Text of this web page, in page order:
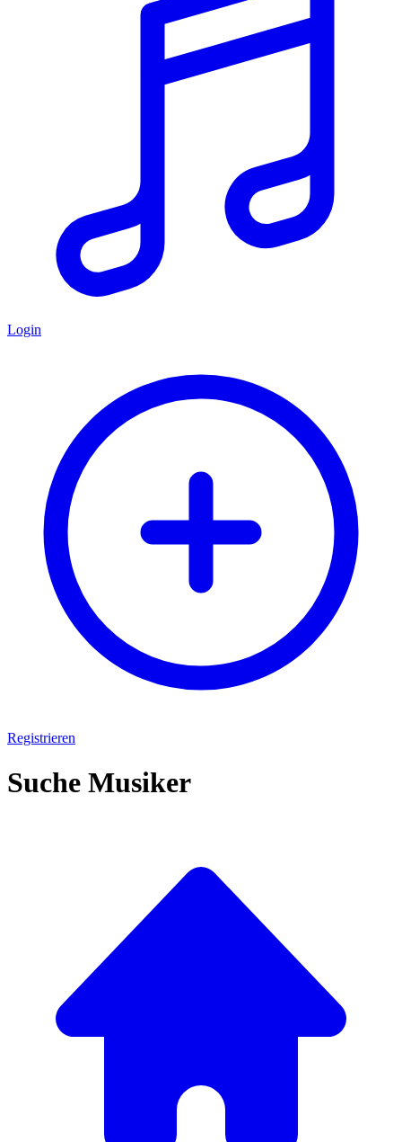
Login
Registrieren
Suche Musiker